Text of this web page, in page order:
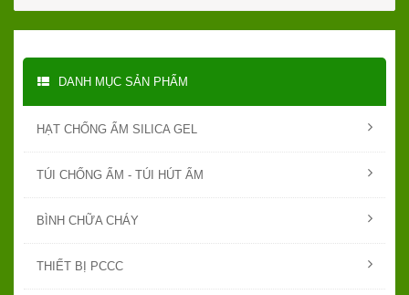
DANH MỤC SẢN PHẨM
HẠT CHỐNG ẨM SILICA GEL
TÚI CHỐNG ẨM - TÚI HÚT ẨM
BÌNH CHỮA CHÁY
THIẾT BỊ PCCC